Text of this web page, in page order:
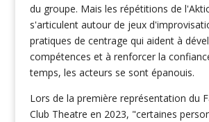
du groupe. Mais les répétitions de
s'articulent autour de jeux
pratiques de centrage qui aident à
compétences et à renforcer la
temps, les acteurs se sont épanouis.
Lors de la première représentation du
Club Theatre en 2023, "certaines